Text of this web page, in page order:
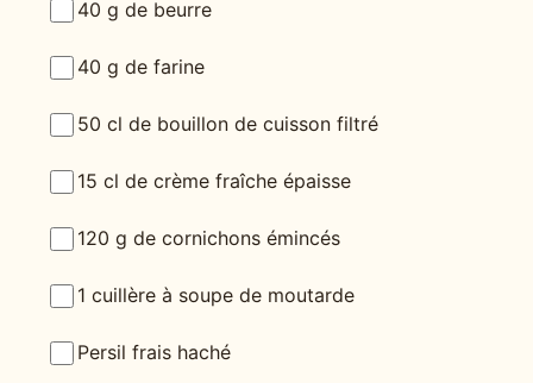
40 g de beurre
40 g de farine
50 cl de bouillon de cuisson filtré
15 cl de crème fraîche épaisse
120 g de cornichons émincés
1 cuillère à soupe de moutarde
Persil frais haché